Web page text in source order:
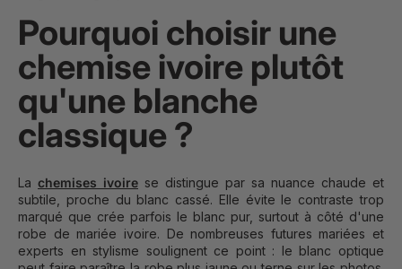
Pourquoi choisir une
chemise ivoire plutôt
qu'une blanche
classique ?
La chemises ivoire se distingue par sa nuance chaude et
subtile, proche du blanc cassé. Elle évite le contraste trop
marqué que crée parfois le blanc pur, surtout à côté d'une
robe de mariée ivoire. De nombreuses futures mariées et
experts en stylisme soulignent ce point : le blanc optique